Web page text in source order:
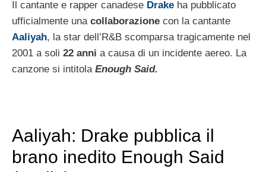
Il cantante e rapper canadese Drake ha pubblicato
ufficialmente una collaborazione con la cantante
Aaliyah, la star dell’R&B scomparsa tragicamente nel
2001 a soli 22 anni a causa di un incidente aereo. La
canzone si intitola Enough Said.
Aaliyah: Drake pubblica il
brano inedito Enough Said